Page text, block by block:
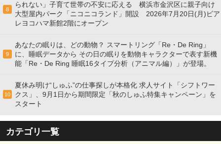
8
られない」子育て世帯の不安に応える 横浜市金沢区に親子向け
大型屋内パーク「ニコニコランド」開設 2026年7月20日(月)ビア
レヨコハマ新館2階にオープン
9
あなたの眠りは、どの動物？ スマートリング「Re・De Ring」
に、睡眠データから その日の眠りを動物キャラクターで表す新機
能「Re・De Ring 睡眠16タイプ分析（アニマル編）」が登場。
10
夏休み明け“しゅふ”の仕事探しが本格化 求人サイト「シフトワー
クス」、9月1日から期間限定「秋のしゅふ特集キャンペーン」を
スタート
カテゴリ一覧